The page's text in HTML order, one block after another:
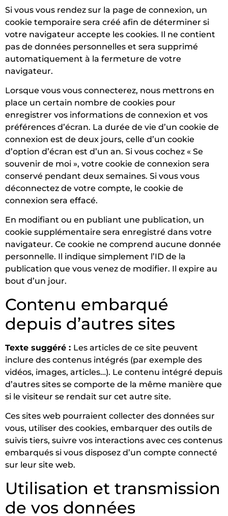
Si vous vous rendez sur la page de connexion, un
cookie temporaire sera créé afin de déterminer si
votre navigateur accepte les cookies. Il ne contient
pas de données personnelles et sera supprimé
automatiquement à la fermeture de votre
navigateur.
Lorsque vous vous connecterez, nous mettrons en
place un certain nombre de cookies pour
enregistrer vos informations de connexion et vos
préférences d’écran. La durée de vie d’un cookie de
connexion est de deux jours, celle d’un cookie
d’option d’écran est d’un an. Si vous cochez « Se
souvenir de moi », votre cookie de connexion sera
conservé pendant deux semaines. Si vous vous
déconnectez de votre compte, le cookie de
connexion sera effacé.
En modifiant ou en publiant une publication, un
cookie supplémentaire sera enregistré dans votre
navigateur. Ce cookie ne comprend aucune donnée
personnelle. Il indique simplement l’ID de la
publication que vous venez de modifier. Il expire au
bout d’un jour.
Contenu embarqué
depuis d’autres sites
Texte suggéré : Les articles de ce site peuvent
inclure des contenus intégrés (par exemple des
vidéos, images, articles…). Le contenu intégré depuis
d’autres sites se comporte de la même manière que
si le visiteur se rendait sur cet autre site.
Ces sites web pourraient collecter des données sur
vous, utiliser des cookies, embarquer des outils de
suivis tiers, suivre vos interactions avec ces contenus
embarqués si vous disposez d’un compte connecté
sur leur site web.
Utilisation et transmission
de vos données